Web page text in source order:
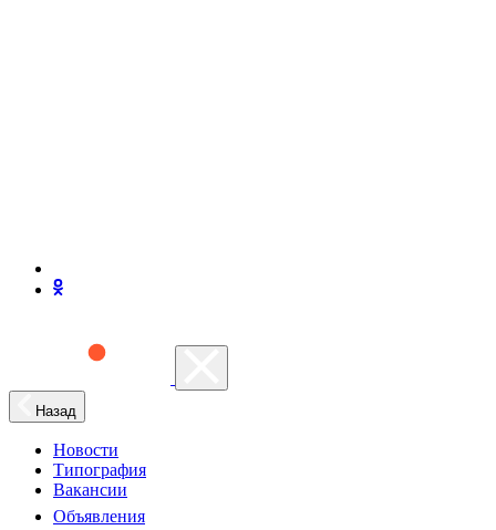
Назад
Новости
Типография
Вакансии
Объявления